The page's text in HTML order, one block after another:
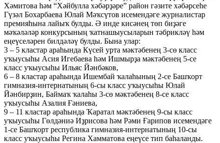
Хәмитова һәм “Хәйбулла хәбәрҙәре” район гәзите хәбәрсеһе
Гүзәл Бохарбаева Юлай Мәҡсүтов исемендәге журналистар
премияһына лайыҡ булды. Ә инде кисәнең төп биҙәге
мәҡәләләр конкурсының ҡатнашыусыларын тәбрикләү һәм
еңеүселәрен билдәләү булды. Бына улар:
3 – 5 кластар араһында Күсей урта мәктәбенең 3-сө класс
уҡыусыһы Асия Игебаева һәм Ишмырҙа мәктәбенең 5-се
класс уҡыусыһы Ильяс Йәнбәков,
6 – 8 кластар араһында Ишембай ҡалаһының 2-се Башҡорт
гимназия-интернатының 6-сы класс уҡыусыһы Юлай
Йәнбирҙин, Баймаҡ ҡалаһы 3-сө мәктәбенең 8-се класс
уҡыусыһы Азалия Ғәниева,
9 – 11 кластар араһында Ҡаратал мәктәбенең 9-сы класс
уҡыусыһы Гөлдәниә Иҙрисова һәм Рәми Ғарипов исемендәге
1-се Башҡорт республика гимназия-интернатының 10-сы
класс уҡыусыһы Регина Хамматова еңеүсе тип баһаланды.